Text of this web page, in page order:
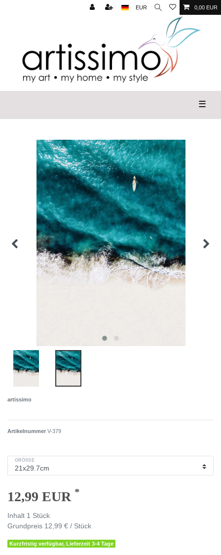
EUR 0,00 EUR
☰
artissimo
Artikelnummer V-379
GRÖSSE
12,99 EUR *
Inhalt 1 Stück
Grundpreis 12,99 € / Stück
Kurzfristig verfügbar, Lieferzeit 3-4 Tage